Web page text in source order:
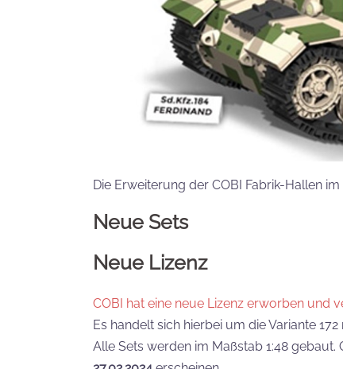
Die Erweiterung der COBI Fabrik-Hallen
Neue Sets
Neue Lizenz
COBI hat eine neue Lizenz erworben und
Es handelt sich hierbei um die Variante
Alle Sets werden im Maßstab 1:48 gebaut.